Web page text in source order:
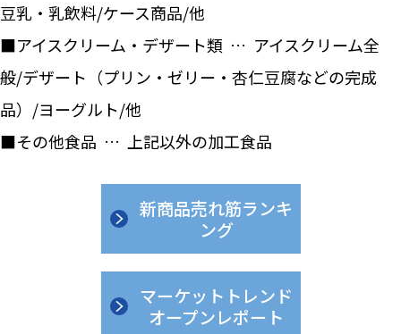
豆乳・乳飲料/ケース商品/他
■アイスクリーム・デザート類 … アイスクリーム全
般/デザート（プリン・ゼリー・杏仁豆腐などの完成
品）/ヨーグルト/他
■その他食品 … 上記以外の加工食品
新商品売れ筋ランキ
ング
マーケットトレンド
オープンレポート